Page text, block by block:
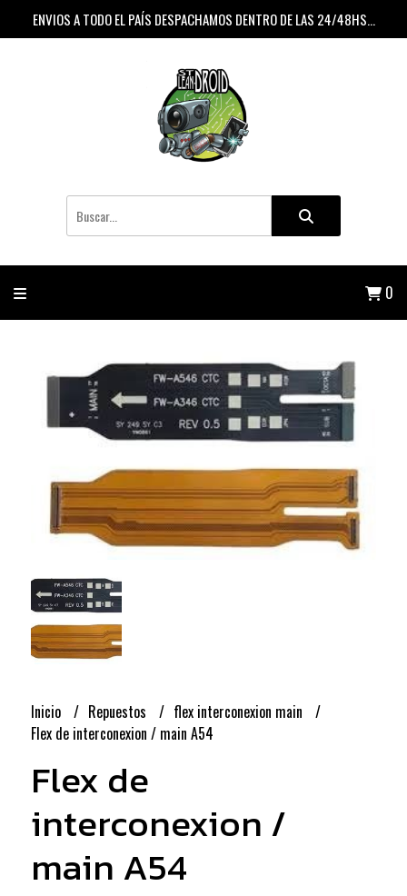
ENVIOS A TODO EL PAÍS DESPACHAMOS DENTRO DE LAS 24/48HS...
0
Inicio Repuestos
flex interconexion main
Flex de interconexion / main A54
Flex de
interconexion /
main A54